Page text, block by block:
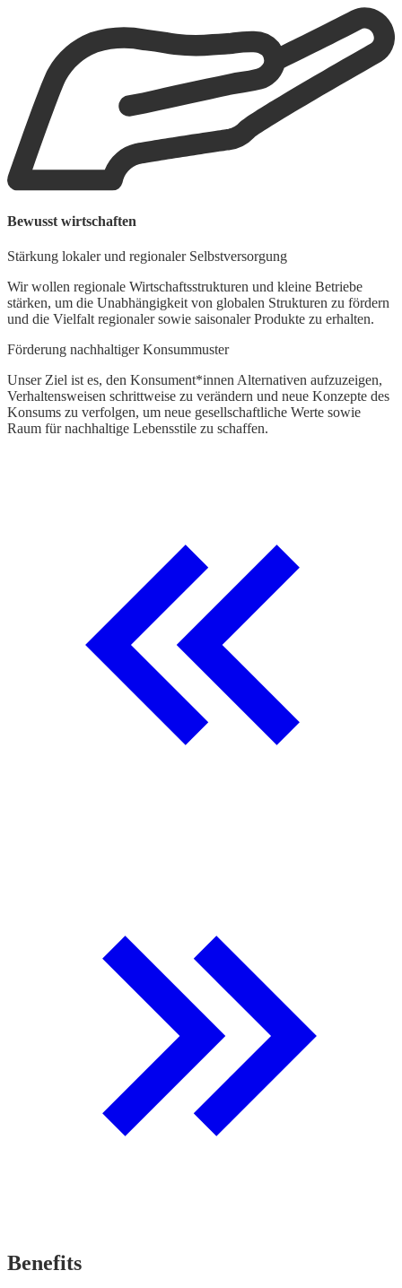
Bewusst wirtschaften
Stärkung lokaler und regionaler Selbstversorgung
Wir wollen regionale Wirtschaftsstrukturen und kleine Betriebe
stärken, um die Unabhängigkeit von globalen Strukturen zu fördern
und die Vielfalt regionaler sowie saisonaler Produkte zu erhalten.
Förderung nachhaltiger Konsummuster
Unser Ziel ist es, den Konsument*innen Alternativen aufzuzeigen,
Verhaltensweisen schrittweise zu verändern und neue Konzepte des
Konsums zu verfolgen, um neue gesellschaftliche Werte sowie
Raum für nachhaltige Lebensstile zu schaffen.
Benefits